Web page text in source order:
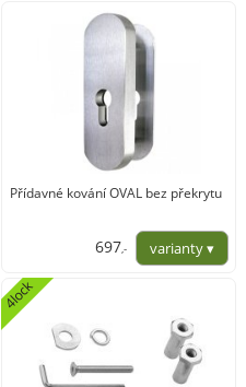
Přídavné kování OVAL bez překrytu
697,-
4lock